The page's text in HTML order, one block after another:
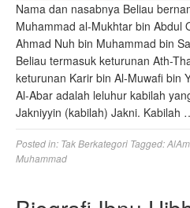
Nama dan nasabnya Beliau
Muhammad al-Mukhtar bin Abdul
Ahmad Nuh bin Muhammad bin
Beliau termasuk keturunan Ath-
keturunan Karir bin Al-Muwafi bin
Al-Abar adalah leluhur kabilah
Jakniyyin (kabilah) Jakni. Kabilah
Posted in: Tak Berkategori Tagged:
Muhammad